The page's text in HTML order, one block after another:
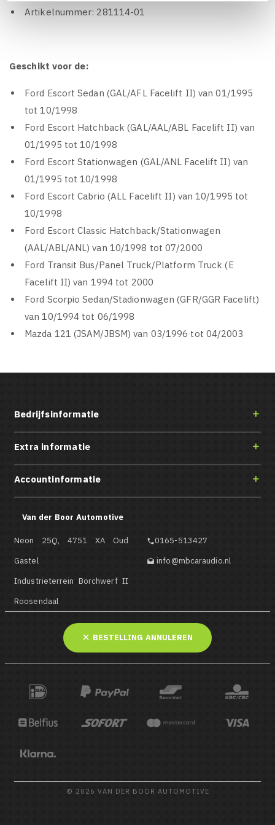
Artikelnummer: 281114-01
Geschikt voor de:
Ford Escort Sedan (GAL/AFL Facelift II) van 01/1995
tot 10/1998
Ford Escort Hatchback (GAL/AAL/ABL Facelift II) van
01/1995 tot 10/1998
Ford Escort Stationwagen (GAL/ANL Facelift II) van
01/1995 tot 10/1998
Ford Escort Cabrio (ALL Facelift II) van 10/1995 tot
10/1998
Ford Escort Classic Hatchback/Stationwagen
(AAL/ABL/ANL) van 10/1998 tot 07/2000
Ford Transit Bus/Panel Truck/Platform Truck (E
Facelift II) van 1994 tot 2000
Ford Scorpio Sedan/Stadionwagen (GFR/GGR Facelift)
van 10/1994 tot 06/1998
Mazda 121 (JSAM/JBSM) van 03/1996 tot 04/2003
Bedrijfsinformatie 
Extra informatie 
Accountinformatie 
Van der Boor Automotive
Neon 25Q, 4751 XA Oud
Gastel
Industrieterrein Borchwerf II
Roosendaal
0165-513427
 info@mbcaraudio.nl
BESTELLING ANNULEREN
© 2026 VAN DER BOOR AUTOMOTIVE